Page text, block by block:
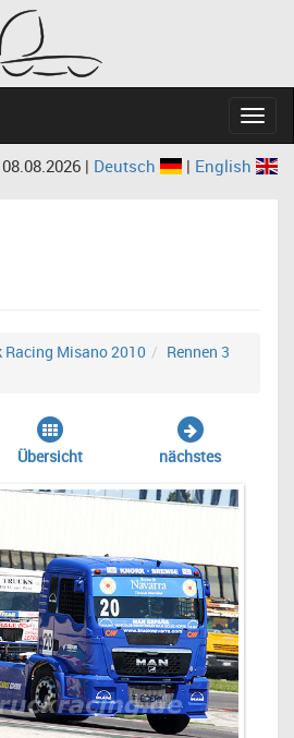
| Deutsch | English
Racing Misano 2010
Rennen 3
Übersicht nächstes